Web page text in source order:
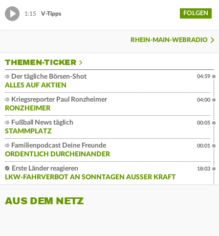
1:15 V-Tipps FOLGEN
RHEIN-MAIN-WEBRADIO
THEMEN-TICKER
Der tägliche Börsen-Shot
ALLES AUF AKTIEN
04:59
Kriegsreporter Paul Ronzheimer
RONZHEIMER
04:00
Fußball News täglich
STAMMPLATZ
00:05
Familienpodcast Deine Freunde
ORDENTLICH DURCHEINANDER
00:01
Erste Länder reagieren
LKW-FAHRVERBOT AN SONNTAGEN AUSSER KRAFT
18:03
AUS DEM NETZ